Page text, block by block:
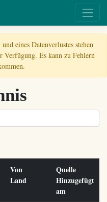
eines Datenverlustes stehen
Es kann zu Fehlern
Von
Land
Quelle
Hinzugefügt
am